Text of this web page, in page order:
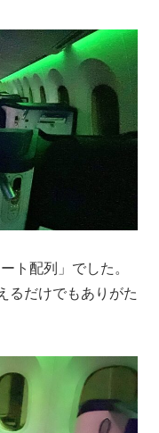
ト配列」でした。
るだけでもありがた